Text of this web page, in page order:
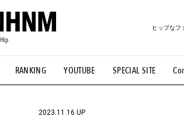
RANKING YOUTUBE SPECIAL SITE
ヒップなフ
#マイナーグッド図鑑 #路地裏てぃーん。
#FASHION #MUSIC #MOVIE
2023.11.16 UP